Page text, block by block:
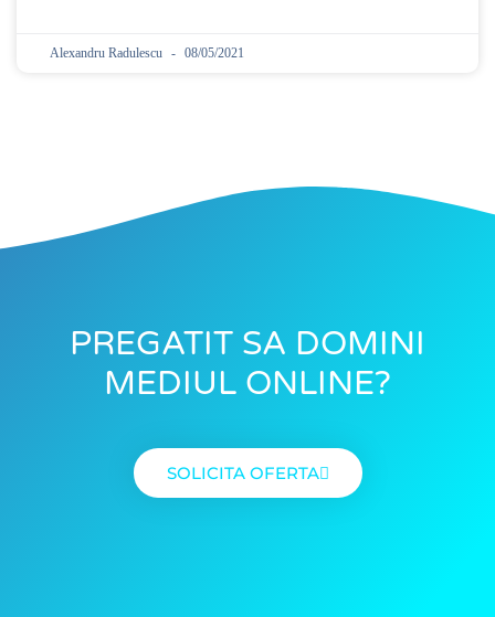
Alexandru Radulescu 08/05/2021
PREGATIT SA DOMINI
MEDIUL ONLINE?
SOLICITA OFERTA